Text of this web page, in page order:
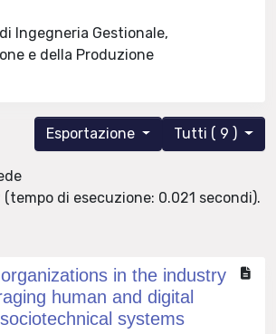
Ingegneria Gestionale,
e della Produzione
Tutti ( 9 )
Esportazione
di esecuzione: 0.021 secondi).
in the industry
human and digital
systems